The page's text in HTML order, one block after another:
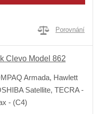
Porovnání
Clevo Model 862